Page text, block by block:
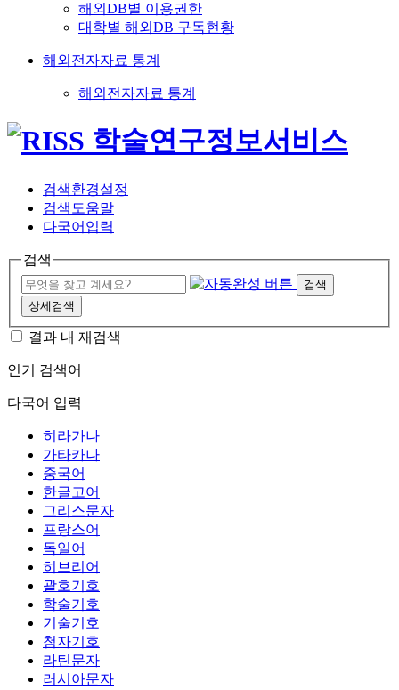
해외DB별 이용권한
대학별 해외DB 구독현황
해외전자자료 통계
해외전자자료 통계
검색환경설정
검색도움말
다국어입력
검색
검색
상세검색
결과 내 재검색
인기 검색어
다국어 입력
히라가나
가타카나
중국어
한글고어
그리스문자
프랑스어
독일어
히브리어
괄호기호
학술기호
기술기호
첨자기호
라틴문자
러시아문자